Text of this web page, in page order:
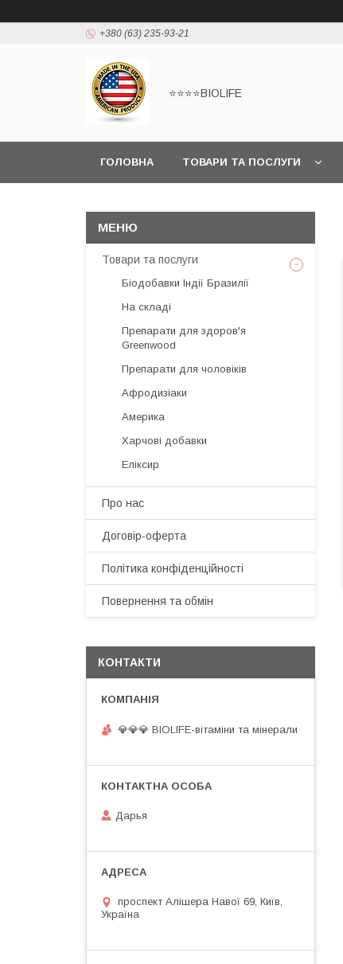
+380 (63) 235-93-21
⭐⭐⭐⭐BIOLIFE
ГОЛОВНА ТОВАРИ ТА ПОСЛУГИ
Товари та послуги
Біодобавки Індії Бразилії
На складі
Препарати для здоров'я
Greenwood
Препарати для чоловіків
Афродизіаки
Америка
Харчові добавки
Еліксир
Про нас
Договір-оферта
Політика конфіденційності
Повернення та обмін
КОНТАКТИ
💎💎💎 BIOLIFE-вітаміни та мінерали
Дарья
проспект Алішера Навої 69, Київ,
Україна